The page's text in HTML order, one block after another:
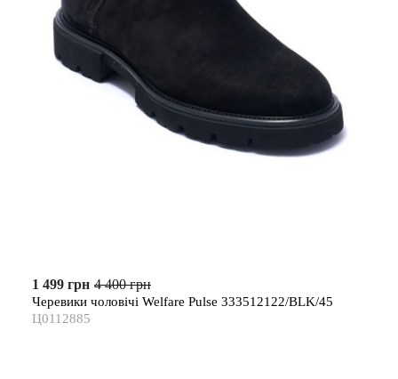
1 499 грн 4 400 грн
Черевики чоловічі Welfare Pulse 333512122/BLK/45
Ц0112885